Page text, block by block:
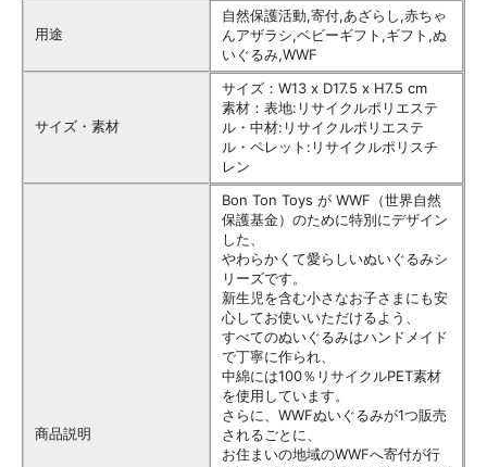
用途
自然保護活動,寄付,あざらし,赤ちゃ
んアザラシ,ベビーギフト,ギフト,ぬ
いぐるみ,WWF
サイズ・素材
サイズ：W13 x D17.5 x H7.5 cm
素材：表地:リサイクルポリエステ
ル・中材:リサイクルポリエステ
ル・ペレット:リサイクルポリスチ
レン
商品説明
Bon Ton Toys が WWF（世界自然
保護基金）のために特別にデザイン
した、
やわらかくて愛らしいぬいぐるみシ
リーズです。
新生児を含む小さなお子さまにも安
心してお使いいただけるよう、
すべてのぬいぐるみはハンドメイド
で丁寧に作られ、
中綿には100％リサイクルPET素材
を使用しています。
さらに、WWFぬいぐるみが1つ販売
されるごとに、
お住まいの地域のWWFへ寄付が行